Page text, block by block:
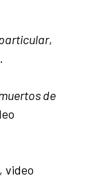
,
de
, video